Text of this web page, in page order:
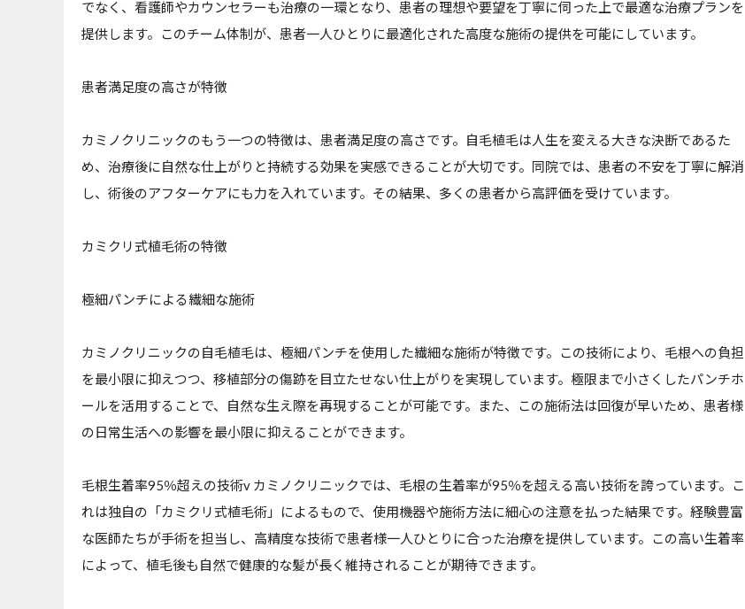
でなく、看護師やカウンセラーも治療の一環となり、患者の理想や要望を丁寧に伺った上で最適な治療プランを
提供します。このチーム体制が、患者一人ひとりに最適化された高度な施術の提供を可能にしています。
患者満足度の高さが特徴
カミノクリニックのもう一つの特徴は、患者満足度の高さです。自毛植毛は人生を変える大きな決断であるた
め、治療後に自然な仕上がりと持続する効果を実感できることが大切です。同院では、患者の不安を丁寧に解消
し、術後のアフターケアにも力を入れています。その結果、多くの患者から高評価を受けています。
カミクリ式植毛術の特徴
極細パンチによる繊細な施術
カミノクリニックの自毛植毛は、極細パンチを使用した繊細な施術が特徴です。この技術により、毛根への負担
を最小限に抑えつつ、移植部分の傷跡を目立たせない仕上がりを実現しています。極限まで小さくしたパンチホ
ールを活用することで、自然な生え際を再現することが可能です。また、この施術法は回復が早いため、患者様
の日常生活への影響を最小限に抑えることができます。
毛根生着率95％超えの技術v カミノクリニックでは、毛根の生着率が95％を超える高い技術を誇っています。こ
れは独自の「カミクリ式植毛術」によるもので、使用機器や施術方法に細心の注意を払った結果です。経験豊富
な医師たちが手術を担当し、高精度な技術で患者様一人ひとりに合った治療を提供しています。この高い生着率
によって、植毛後も自然で健康的な髪が長く維持されることが期待できます。